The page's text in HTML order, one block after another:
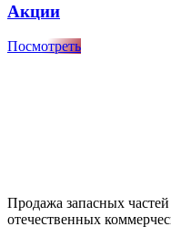
Акции
Посмотреть
Продажа запасных частей
отечественных